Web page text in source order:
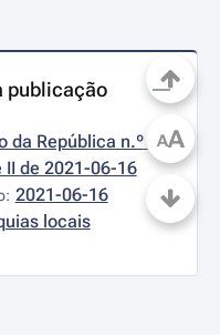
publicação
da República n.º
II de 2021-06-16
2021-06-16
locais
AA